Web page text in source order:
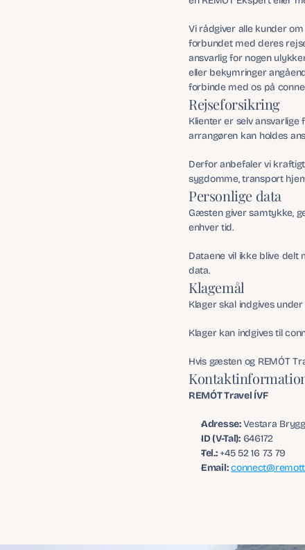
Vi rådgiver alle kunder
forbundet med deres
ansvarlig for nogen
eller bekymringer
forbinde med os på
Rejseforsikring
Klienter er selv
arrangøren kan holdes
Derfor anbefaler vi
sygdomme, transport
Personlige data
Gæsten giver samtykke,
enhver tid.
Dataene vil ikke blive
data.
Klagemål
Klager skal indgives
Klager kan indgives til
Hvis gæsten og REMÓT
REMÓT Travel ÍVF
Adresse: Vestara
ID (V-Tal): 646172
Tel.: +45 52 16 73 79
Email: